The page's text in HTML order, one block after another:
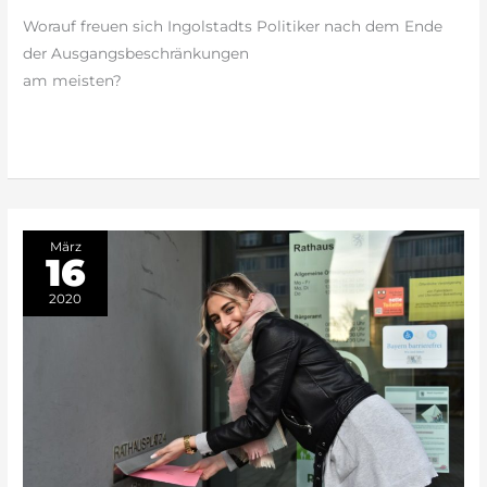
Worauf freuen sich Ingolstadts Politiker nach dem Ende
der Ausgangsbeschränkungen
am meisten?
März
16
2020